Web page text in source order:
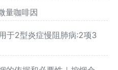
量咖啡因
于2型炎症慢阻肺病:2项3